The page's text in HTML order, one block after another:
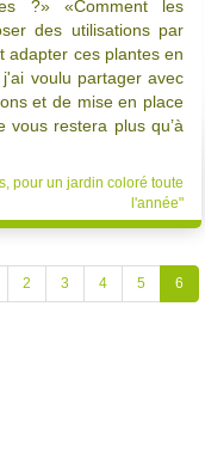
?» «Comment les
des utilisations par
adapter ces plantes en
voulu partager avec
et de mise en place
restera plus qu’à
pour un jardin coloré toute
l'année"
2 3 4 5 6